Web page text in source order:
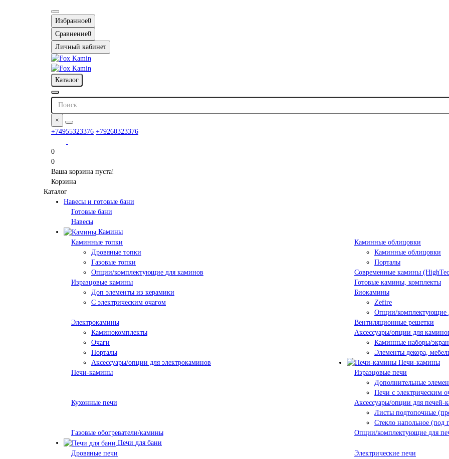
Избранное0
Сравнение0
Личный кабинет
Каталог
×
+74955323376 +79260323376
0
0
Ваша корзина пуста!
Корзина
Каталог
Навесы и готовые бани
Готовые бани
Навесы
Камины
Каминные топки
Дровяные топки
Газовые топки
Опции/комплектующие для каминов
Каминные облицовки
Каминные облицовки
Порталы
Современные камины
Изразцовые камины
Доп элементы из керамики
С электрическим очагом
Готовые камины, комплекты
Биокамины
Zefire
Опции/комплектующие
Электрокамины
Каминокомплекты
Очаги
Порталы
Аксессуары/опции для электрокаминов
Вентиляционные решетки
Аксессуары/опции для
Каминные наборы/
Элементы декора,
Печи-камины
Печи-камины
Изразцовые печи
Дополнительные
Печи с электрическим
Кухонные печи
Аксессуары/опции для печей-
Листы подтопочные
Стекло напольное (под
Газовые обогреватели/камины
Опции/комплектующие для
Печи для бани
Дровяные печи
Электрические печи